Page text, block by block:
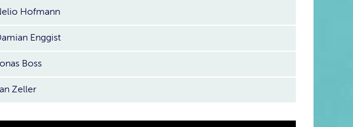
Hofmann
Enggist
Boss
Zeller